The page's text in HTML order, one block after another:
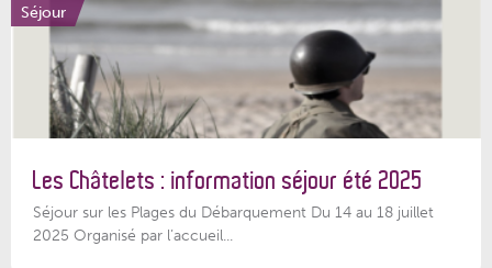
Séjour
Les Châtelets : information séjour été 2025
Séjour sur les Plages du Débarquement Du 14 au 18 juillet
2025 Organisé par l’accueil...